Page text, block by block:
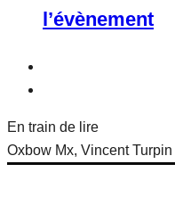
l’évènement
En train de lire
Oxbow Mx, Vincent